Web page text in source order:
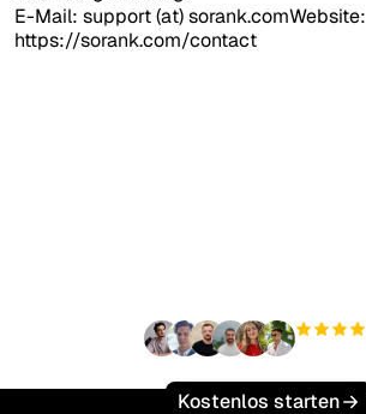
E-Mail: support (at) sorank.comWebsite:
https://sorank.com/contact
Kostenlos starten